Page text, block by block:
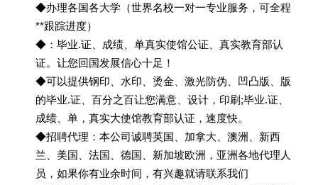
◆办理各国各大学（世界名校一对一专业服务，可全程
**跟踪进度）
◆：毕业.证、成绩、单真实使馆公证、真实教育部认
证。让您回国发展信心十足！
◆可以提供钢印、水印、烫金、激光防伪、凹凸版、版
的毕业.证、百分之百让您满意、设计，印刷;毕业.证、
成绩、单，真实大使馆教育部认证，速度快。
◆招聘代理：本公司诚聘英国、加拿大、澳洲、新西
兰、美国、法国、德国、新加坡欧洲，亚洲各地代理人
员，如果你有业余时间，有兴趣就请联系我们